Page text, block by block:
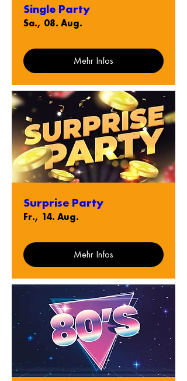
Single Party
Sa., 08. Aug.
Mehr Infos
Surprise Party
Fr., 14. Aug.
Mehr Infos